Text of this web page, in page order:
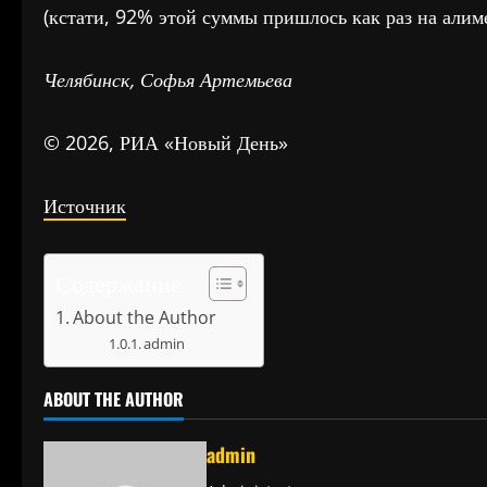
(кстати, 92% этой суммы пришлось как раз на
Челябинск, Софья Артемьева
© 2026, РИА «Новый День»
Источник
About the Author
admin
ABOUT THE AUTHOR
admin